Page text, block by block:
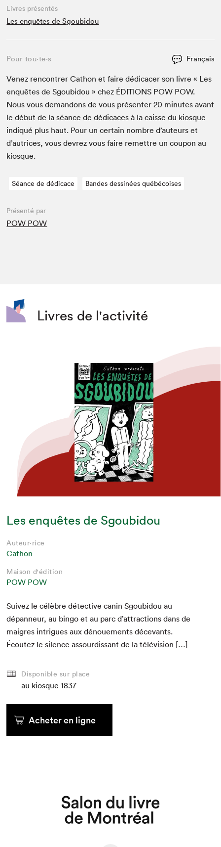
Que cherchez-vous?
Livres présentés
Les enquêtes de Sgoubidou
Pour tou⋅te⋅s Français
Venez ren­con­tr­er Cathon et faire dédi­cac­er son livre « Les
enquêtes de Sgoubidou » chez ÉDI­TIONS POW POW.
Nous vous deman­dons de vous présen­ter20 min­utes avant
le début de la séance de dédi­caces à la caisse du kiosque
indiqué plus haut. Pour un cer­tain nom­bre d’auteurs et
d’autrices, vous devrez vous faire remet­tre un coupon au
kiosque.
Séance de dédicace Bandes dessinées québécoises
Présenté par
POW POW
Livres de l'activité
Les enquêtes de Sgoubidou
Auteur·rice
Cathon
Maison d'édition
POW POW
Suiv­ez le célèbre détec­tive canin Sgoubidou au
dépan­neur, au bin­go et au parc d’attractions dans de
mai­gres intrigues aux dénoue­ments déce­vants.
Écoutez le silence assour­dis­sant de la télévision […]
Disponible sur place
au kiosque 1837
Acheter en ligne